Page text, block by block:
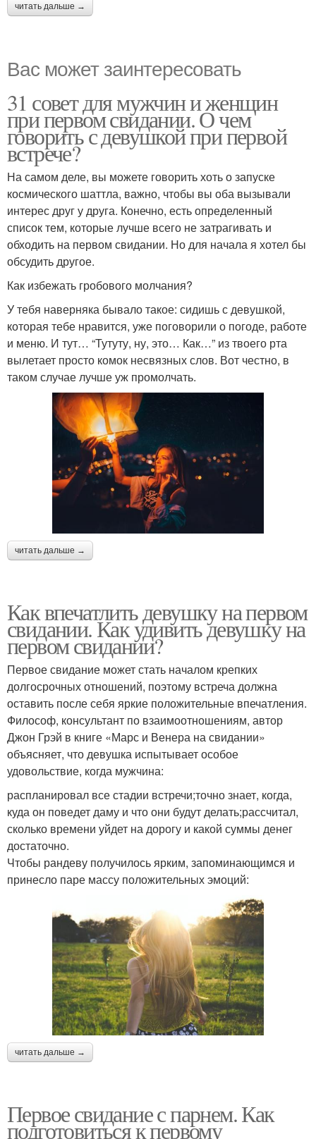
читать дальше →
Вас может заинтересовать
31 совет для мужчин и женщин
при первом свидании. О чем
говорить с девушкой при первой
встрече?
На самом деле, вы можете говорить хоть о запуске
космического шаттла, важно, чтобы вы оба вызывали
интерес друг у друга. Конечно, есть определенный
список тем, которые лучше всего не затрагивать и
обходить на первом свидании. Но для начала я хотел бы
обсудить другое.
Как избежать гробового молчания?
У тебя наверняка бывало такое: сидишь с девушкой,
которая тебе нравится, уже поговорили о погоде, работе
и меню. И тут… “Тутуту, ну, это… Как…” из твоего рта
вылетает просто комок несвязных слов. Вот честно, в
таком случае лучше уж промолчать.
читать дальше →
Как впечатлить девушку на первом
свидании. Как удивить девушку на
первом свидании?
Первое свидание может стать началом крепких
долгосрочных отношений, поэтому встреча должна
оставить после себя яркие положительные впечатления.
Философ, консультант по взаимоотношениям, автор
Джон Грэй в книге «Марс и Венера на свидании»
объясняет, что девушка испытывает особое
удовольствие, когда мужчина:
распланировал все стадии встречи;точно знает, когда,
куда он поведет даму и что они будут делать;рассчитал,
сколько времени уйдет на дорогу и какой суммы денег
достаточно.
Чтобы рандеву получилось ярким, запоминающимся и
принесло паре массу положительных эмоций:
читать дальше →
Первое свидание с парнем. Как
подготовиться к первому